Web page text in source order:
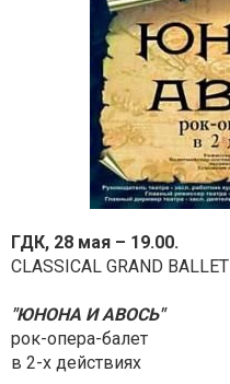
ГДК, 28 мая – 19.00.
CLASSICAL GRAND BALLET
"ЮНОНА И АВОСЬ"
рок-опера-балет
в 2-х действиях